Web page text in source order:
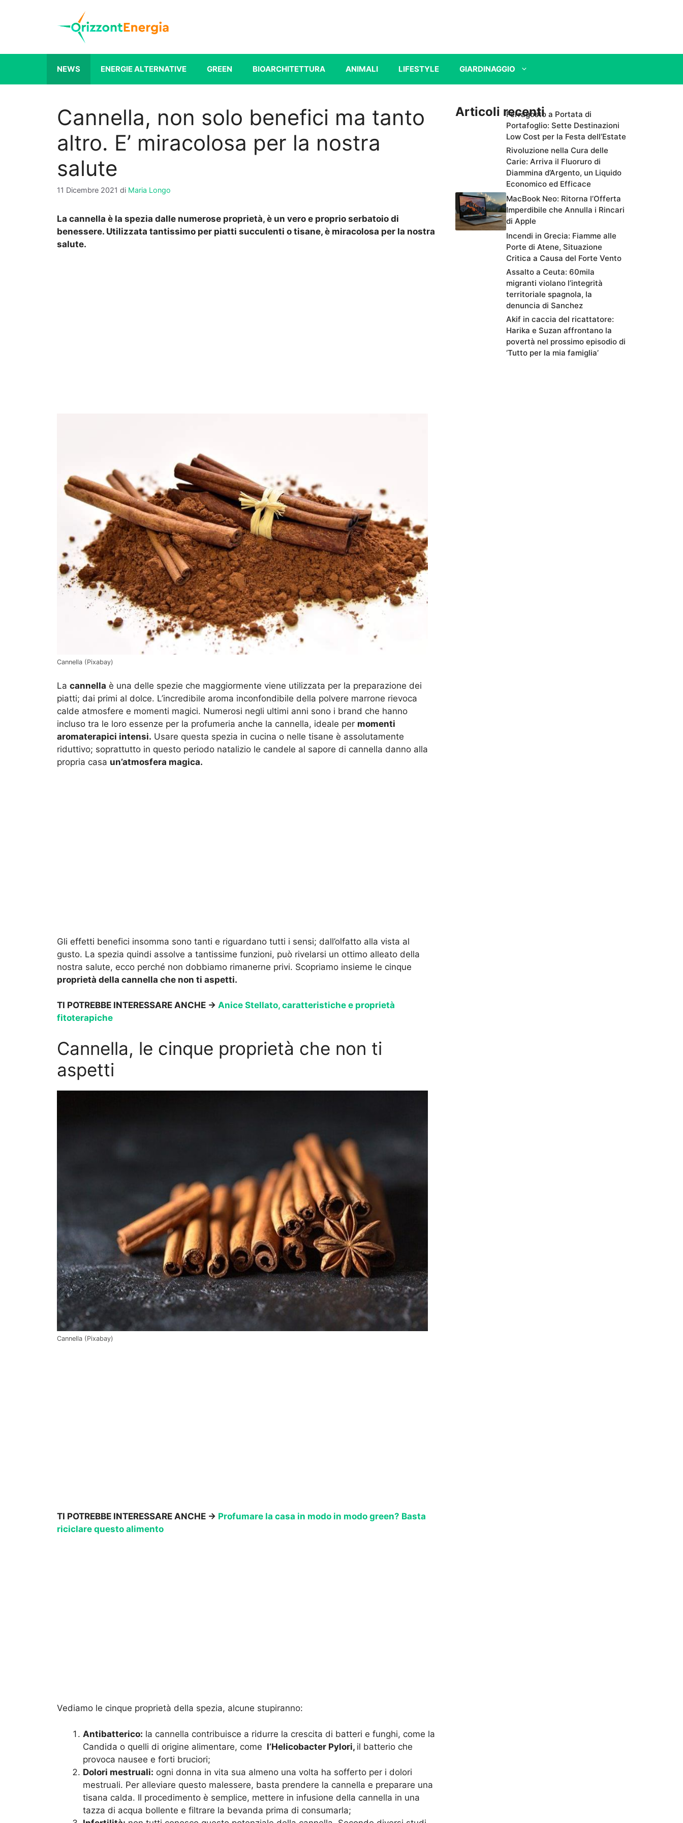
NEWS ENERGIE ALTERNATIVE GREEN BIOARCHITETTURA ANIMALI LIFESTYLE GIARDINAGGIO
Cannella, non solo benefici ma tanto
altro. E’ miracolosa per la nostra
salute
11 Dicembre 2021 di Maria Longo
La cannella è la spezia dalle numerose proprietà, è un vero e proprio serbatoio di
benessere. Utilizzata tantissimo per piatti succulenti o tisane, è miracolosa per la nostra
salute.
Cannella (Pixabay)
La cannella è una delle spezie che maggiormente viene utilizzata per la preparazione dei
piatti; dai primi al dolce. L’incredibile aroma inconfondibile della polvere marrone rievoca
calde atmosfere e momenti magici. Numerosi negli ultimi anni sono i brand che hanno
incluso tra le loro essenze per la profumeria anche la cannella, ideale per momenti
aromaterapici intensi. Usare questa spezia in cucina o nelle tisane è assolutamente
riduttivo; soprattutto in questo periodo natalizio le candele al sapore di cannella danno alla
propria casa un’atmosfera magica.
Gli effetti benefici insomma sono tanti e riguardano tutti i sensi; dall’olfatto alla vista al
gusto. La spezia quindi assolve a tantissime funzioni, può rivelarsi un ottimo alleato della
nostra salute, ecco perché non dobbiamo rimanerne privi. Scopriamo insieme le cinque
proprietà della cannella che non ti aspetti.
TI POTREBBE INTERESSARE ANCHE -> Anice Stellato, caratteristiche e proprietà
fitoterapiche
Cannella, le cinque proprietà che non ti
aspetti
Cannella (Pixabay)
TI POTREBBE INTERESSARE ANCHE -> Profumare la casa in modo in modo green? Basta
riciclare questo alimento
Vediamo le cinque proprietà della spezia, alcune stupiranno:
Antibatterico: la cannella contribuisce a ridurre la crescita di batteri e funghi, come la
Candida o quelli di origine alimentare, come l’Helicobacter Pylori, il batterio che
provoca nausee e forti bruciori;
Dolori mestruali: ogni donna in vita sua almeno una volta ha sofferto per i dolori
mestruali. Per alleviare questo malessere, basta prendere la cannella e preparare una
tisana calda. Il procedimento è semplice, mettere in infusione della cannella in una
tazza di acqua bollente e filtrare la bevanda prima di consumarla;
Articoli recentiFerragosto a Portata di
Portafoglio: Sette Destinazioni
Low Cost per la Festa dell’Estate
Rivoluzione nella Cura delle
Carie: Arriva il Fluoruro di
Diammina d’Argento, un Liquido
Economico ed Efficace
MacBook Neo: Ritorna l’Offerta
Imperdibile che Annulla i Rincari
di Apple
Incendi in Grecia: Fiamme alle
Porte di Atene, Situazione
Critica a Causa del Forte Vento
Assalto a Ceuta: 60mila
migranti violano l’integrità
territoriale spagnola, la
denuncia di Sanchez
Akif in caccia del ricattatore:
Harika e Suzan affrontano la
povertà nel prossimo episodio di
‘Tutto per la mia famiglia’